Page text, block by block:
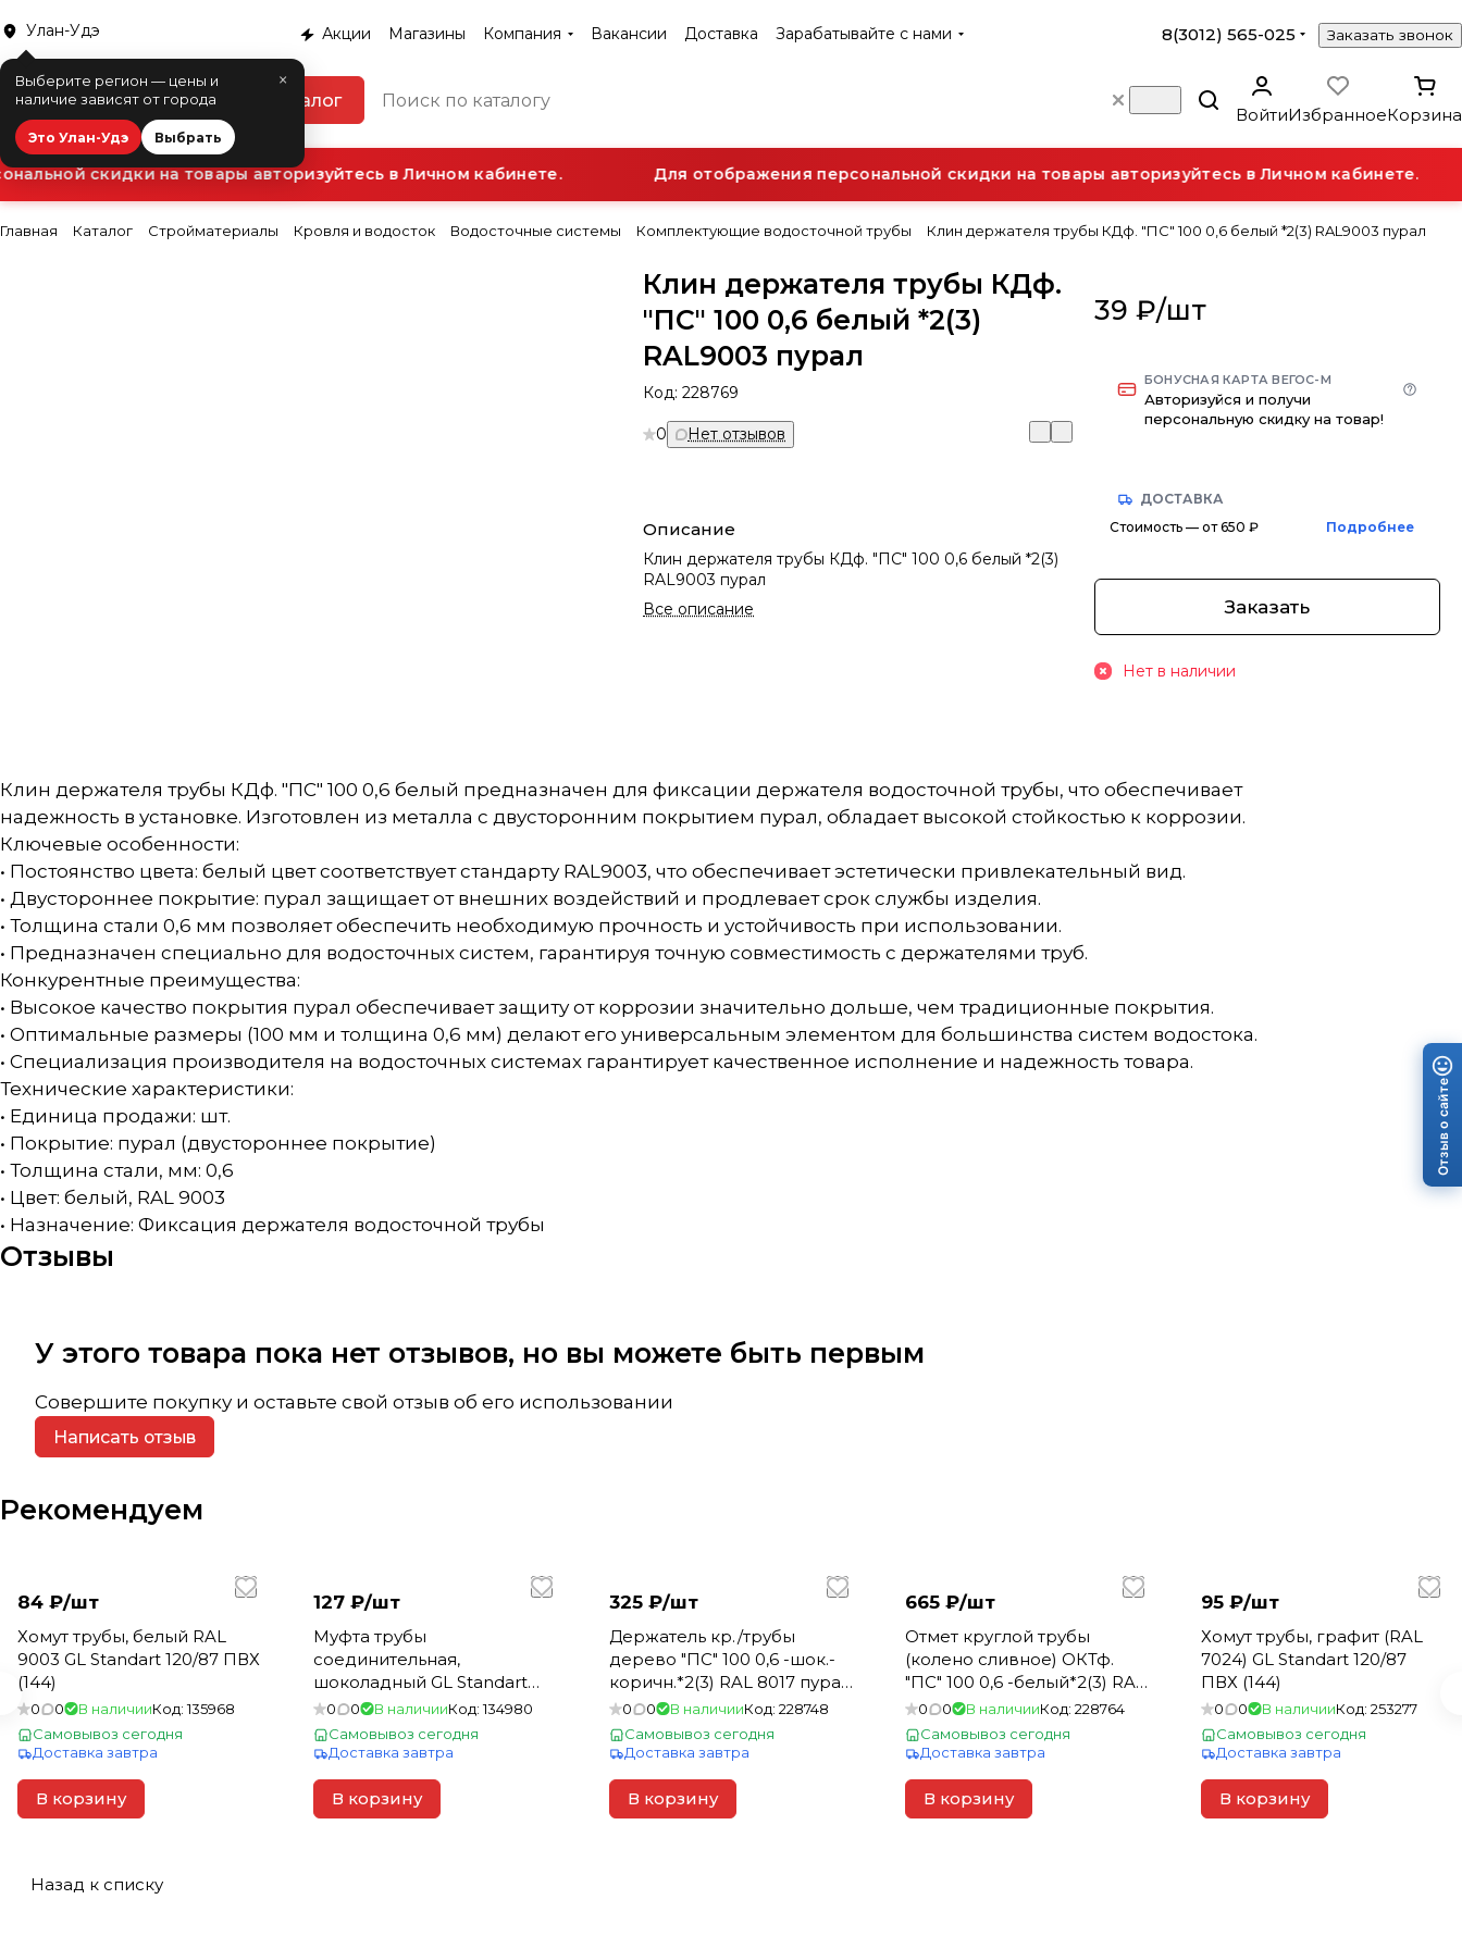
Улан-Удэ
×
Выберите регион — цены и
наличие зависят от города
Это Улан-Удэ Выбрать
Акции Магазины Компания Вакансии Доставка Зарабатывайте с нами 8(3012) 565-025 Заказать звонок
Каталог
ВойтиИзбранноеКорзина
скидки на товары авторизуйтесь в Личном кабинете. Для отображения персональной скидки на товары авторизуйтесь в Личном кабинете.
Главная Каталог Стройматериалы Кровля и водосток Водосточные системы Комплектующие водосточной трубы Клин держателя трубы КДф. "ПС" 100 0,6 белый *2(3) RAL9003 пурал
Клин держателя трубы КДф.
"ПС" 100 0,6 белый *2(3)
RAL9003 пурал
Код:228769
0 Нет отзывов
Описание
Клин держателя трубы КДф. "ПС" 100 0,6 белый *2(3)
RAL9003 пурал
Все описание
39 ₽/шт
БОНУСНАЯ КАРТА ВЕГОС-М
Авторизуйся и получи
персональную скидку на товар!
ДОСТАВКА
Стоимость — от 650 ₽
Подробнее
Заказать
Нет в наличии
Клин держателя трубы КДф. "ПС" 100 0,6 белый предназначен для фиксации держателя водосточной трубы, что обеспечивает
надежность в установке. Изготовлен из металла с двусторонним покрытием пурал, обладает высокой стойкостью к коррозии.
Ключевые особенности:
• Постоянство цвета: белый цвет соответствует стандарту RAL9003, что обеспечивает эстетически привлекательный вид.
• Двустороннее покрытие: пурал защищает от внешних воздействий и продлевает срок службы изделия.
• Толщина стали 0,6 мм позволяет обеспечить необходимую прочность и устойчивость при использовании.
• Предназначен специально для водосточных систем, гарантируя точную совместимость с держателями труб.
Конкурентные преимущества:
• Высокое качество покрытия пурал обеспечивает защиту от коррозии значительно дольше, чем традиционные покрытия.
• Оптимальные размеры (100 мм и толщина 0,6 мм) делают его универсальным элементом для большинства систем водостока.
• Специализация производителя на водосточных системах гарантирует качественное исполнение и надежность товара.
Технические характеристики:
• Единица продажи: шт.
• Покрытие: пурал (двустороннее покрытие)
• Толщина стали, мм: 0,6
• Цвет: белый, RAL 9003
• Назначение: Фиксация держателя водосточной трубы
Отзывы
У этого товара пока нет отзывов, но вы можете быть первым
Совершите покупку и оставьте свой отзыв об его использовании
Написать отзыв
Рекомендуем
84 ₽/шт
Хомут трубы, белый RAL
9003 GL Standart 120/87 ПВХ
(144)
0 0 В наличииКод:135968
Самовывоз сегодня
Доставка завтра
В корзину
127 ₽/шт
Муфта трубы
соединительная,
шоколадный GL Standart
120/87 ПВХ (48)
0 0 В наличииКод:134980
Самовывоз сегодня
Доставка завтра
В корзину
325 ₽/шт
Держатель кр./трубы
дерево "ПС" 100 0,6 -шок.-
коричн.*2(3) RAL 8017 пурал
с клином
0 0 В наличииКод: 228748
Самовывоз сегодня
Доставка завтра
В корзину
665 ₽/шт
Отмет круглой трубы
(колено сливное) ОКТф.
"ПС" 100 0,6 -белый*2(3) RAL
9003 пурал
0 0 В наличииКод: 228764
Самовывоз сегодня
Доставка завтра
В корзину
95 ₽/шт
Хомут трубы, графит (RAL
7024) GL Standart 120/87
ПВХ (144)
0 0 В наличииКод: 253277
Самовывоз сегодня
Доставка завтра
В корзину
Назад к списку
Отзыв о сайте